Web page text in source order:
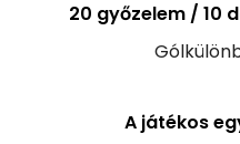
20 győzelem / 10
A játékos